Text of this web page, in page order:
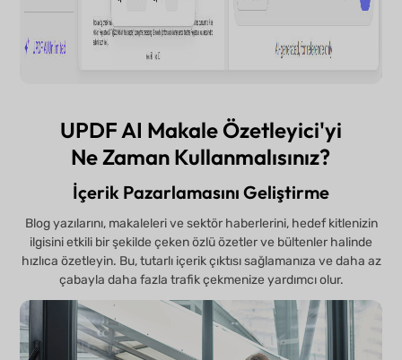
UPDF AI Makale Özetleyici'yi
Ne Zaman Kullanmalısınız?
İçerik Pazarlamasını Geliştirme
Blog yazılarını, makaleleri ve sektör haberlerini, hedef kitlenizin
ilgisini etkili bir şekilde çeken özlü özetler ve bültenler halinde
hızlıca özetleyin. Bu, tutarlı içerik çıktısı sağlamanıza ve daha az
çabayla daha fazla trafik çekmenize yardımcı olur.